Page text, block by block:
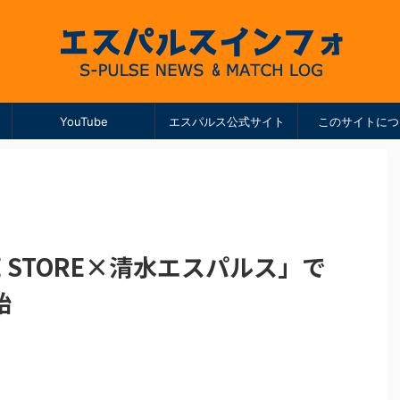
YouTube エスパルス公式サイト このサイトに
STORE×清水エスパルス」で